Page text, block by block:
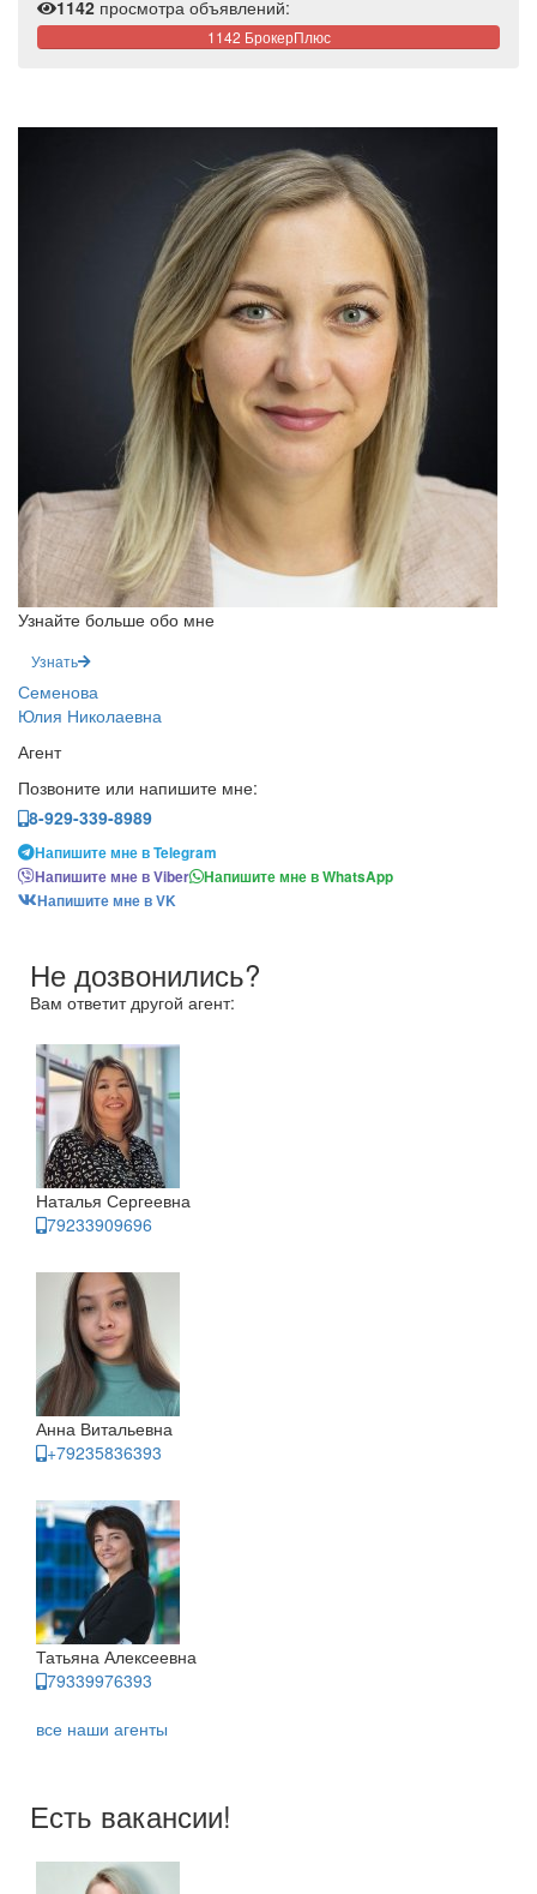
1142 просмотра объявлений:
1142 БрокерПлюс
Узнайте больше обо мне
Узнать
Семенова
Юлия Николаевна
Агент
Позвоните или напишите мне:
8-929-339-8989
Напишите мне в Telegram
Напишите мне в Viber
Напишите мне в WhatsApp
Напишите мне в VK
Не дозвонились?
Вам ответит другой агент:
Наталья Сергеевна
79233909696
Анна Витальевна
+79235836393
Татьяна Алексеевна
79339976393
все наши агенты
Есть вакансии!